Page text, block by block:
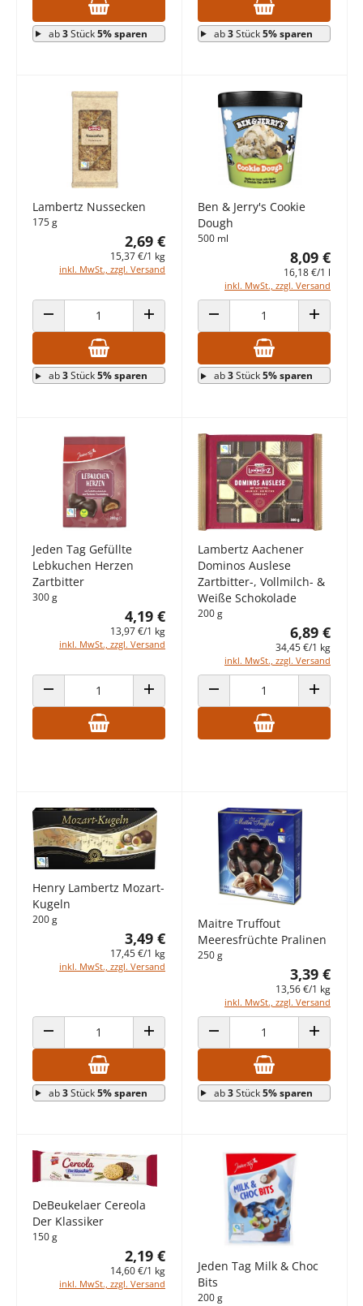
ab3Stück5% sparen ab3Stück5% sparen
Lambertz Nussecken
175 g
2,69 €
15,37 €/1 kg
inkl. MwSt., zzgl. Versand
ANZAHL VERRINGERN ANZAHL ERHÖHEN
ab3Stück5% sparen
Ben & Jerry's Cookie
Dough
500 ml
8,09 €
16,18 €/1 l
inkl. MwSt., zzgl. Versand
ANZAHL VERRINGERN ANZAHL
ab3Stück5% sparen
Jeden Tag Gefüllte
Lebkuchen Herzen
Zartbitter
300 g
4,19 €
13,97 €/1 kg
inkl. MwSt., zzgl. Versand
ANZAHL VERRINGERN ANZAHL ERHÖHEN
Lambertz Aachener
Dominos Auslese
Zartbitter-, Vollmilch- &
Weiße Schokolade
200 g
6,89 €
34,45 €/1 kg
inkl. MwSt., zzgl. Versand
ANZAHL VERRINGERN ANZAHL
Henry Lambertz Mozart-
Kugeln
200 g
3,49 €
17,45 €/1 kg
inkl. MwSt., zzgl. Versand
ANZAHL VERRINGERN ANZAHL ERHÖHEN
ab3Stück5% sparen
Maitre Truffout
Meeresfrüchte Pralinen
250 g
3,39 €
13,56 €/1 kg
inkl. MwSt., zzgl. Versand
ANZAHL VERRINGERN ANZAHL
ab3Stück5% sparen
DeBeukelaer Cereola
Der Klassiker
150 g
2,19 €
14,60 €/1 kg
inkl. MwSt., zzgl. Versand
Jeden Tag Milk & Choc
Bits
200 g